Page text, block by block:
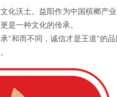
化沃土。益阳作为中国槟榔产
是一种文化的传承。
"和而不同，诚信才是王道"的